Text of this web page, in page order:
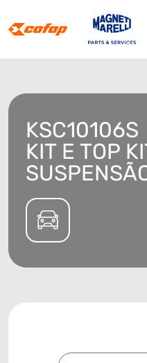
KSC10106S
KIT E TOP